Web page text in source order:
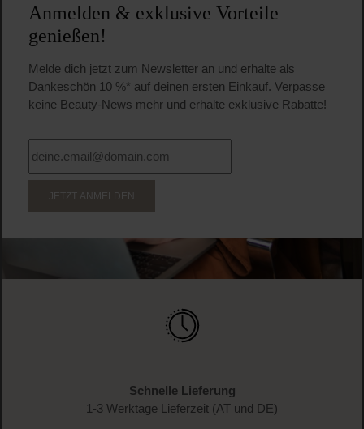
Anmelden & exklusive Vorteile
genießen!
Melde dich jetzt zum Newsletter an und erhalte als
Dankeschön 10 %* auf deinen ersten Einkauf. Verpasse
keine Beauty-News mehr und erhalte exklusive Rabatte!
JETZT ANMELDEN
Schnelle Lieferung
1-3 Werktage Lieferzeit (AT und DE)